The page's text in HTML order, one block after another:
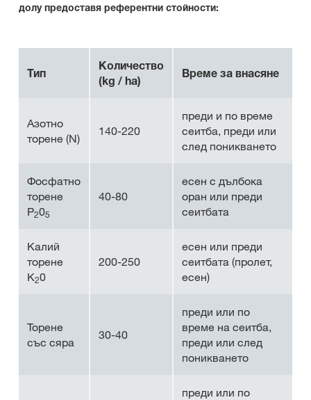
долу предоставя референтни стойности:
Тип
Количество
(kg / ha)
Време за внасяне
Азотно
торене (N)
140-220
преди и по време
сеитба, преди или
след поникването
Фосфатно
торене
P205
40-80
есен с дълбока
оран или преди
сеитбата
Калий
торене
К20
200-250
есен или преди
сеитбата (пролет,
есен)
Торене
със сяра
30-40
преди или по
време на сеитба,
преди или след
поникването
преди или по